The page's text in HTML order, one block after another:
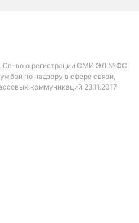
Св-во о регистрации СМИ ЭЛ №ФС
по надзору в сфере связи,
коммуникаций 23.11.2017